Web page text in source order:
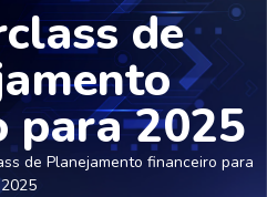
de
para 2025
de Planejamento financeiro para
2025